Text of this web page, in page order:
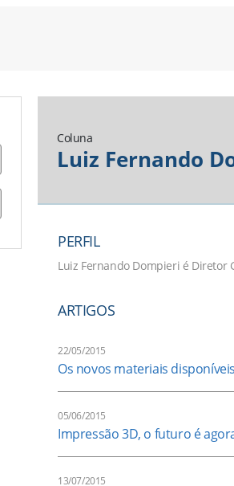
Coluna
Luiz Fernando
PERFIL
Luiz Fernando Dompieri é Diretor
ARTIGOS
22/05/2015
Os novos materiais
05/06/2015
Impressão 3D, o futuro é
13/07/2015